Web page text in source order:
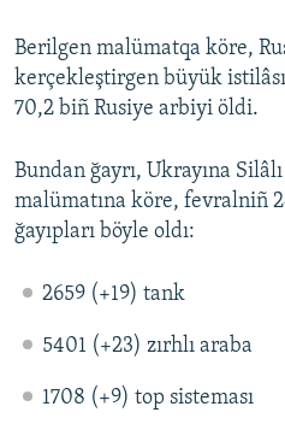
Berilgen malümatqa köre,
kerçekleştirgen büyük
70,2 biñ Rusiye arbiyi öldi.
Bundan ğayrı, Ukrayına
malümatına köre, fevralniñ
ğayıpları böyle oldı:
2659 (+19) tank
5401 (+23) zırhlı araba
1708 (+9) top sisteması